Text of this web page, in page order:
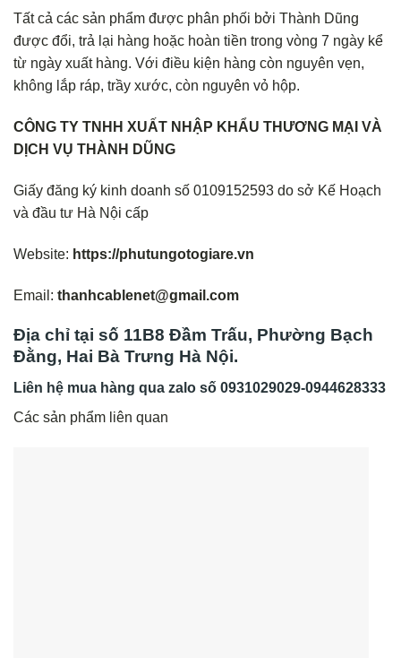
Tất cả các sản phẩm được phân phối bởi Thành Dũng
được đổi, trả lại hàng hoặc hoàn tiền trong vòng 7 ngày kể
từ ngày xuất hàng. Với điều kiện hàng còn nguyên vẹn,
không lắp ráp, trầy xước, còn nguyên vỏ hộp.
CÔNG TY TNHH XUẤT NHẬP KHẨU THƯƠNG MẠI VÀ
DỊCH VỤ THÀNH DŨNG
Giấy đăng ký kinh doanh số 0109152593 do sở Kế Hoạch
và đầu tư Hà Nội cấp
Website: https://phutungotogiare.vn
Email: thanhcablenet@gmail.com
Địa chỉ tại số 11B8 Đầm Trấu, Phường Bạch
Đằng, Hai Bà Trưng Hà Nội.
Liên hệ mua hàng qua zalo số 0931029029-0944628333
Các sản phẩm liên quan